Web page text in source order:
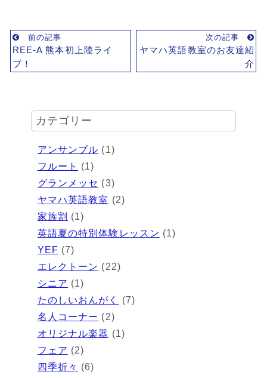
前の記事
REE-A 熊本初上陸ライ
ブ！
次の記事
ヤマハ英語教室のお友達紹
介
カテゴリー
アンサンブル (1)
フルート
(1)
グランメッセ (3)
ヤマハ英語教室 (2)
家族割 (1)
英語夏の特別体験レッスン (1)
YEF (7)
エレクトーン (22)
シニア (1)
たのしいおんがく
(7)
名人コーナー (2)
オリジナル楽器 (1)
フェア (2)
四季折々 (6)